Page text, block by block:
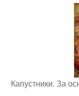
Капустники. За